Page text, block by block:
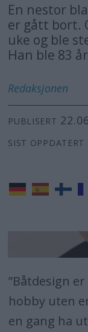
En nestor
er gått bort.
uke og ble
Han ble 83
Redaksjonen
PUBLISERT
SIST OPPDATERT
”Båtdesign
hobby uten
en gang ha